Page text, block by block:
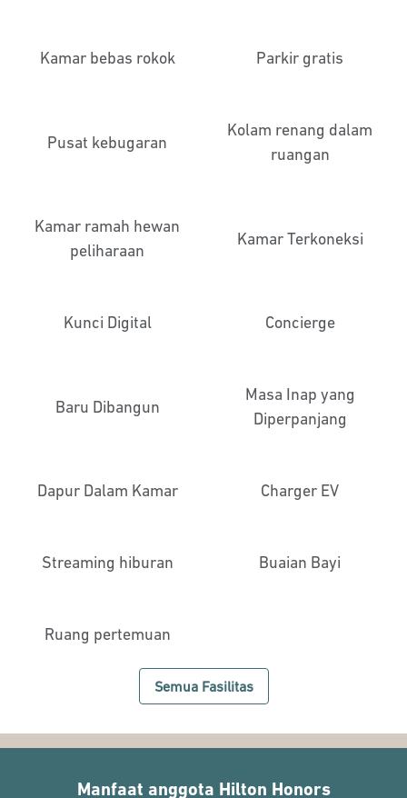
Kamar bebas rokok Parkir gratis
Pusat kebugaran
Kolam renang dalam
ruangan
Kamar ramah hewan
peliharaan
Kamar Terkoneksi
Kunci Digital Concierge
Baru Dibangun
Masa Inap yang
Diperpanjang
Dapur Dalam Kamar Charger EV
Streaming hiburan Buaian Bayi
Ruang pertemuan
Semua Fasilitas
Manfaat anggota Hilton Honors